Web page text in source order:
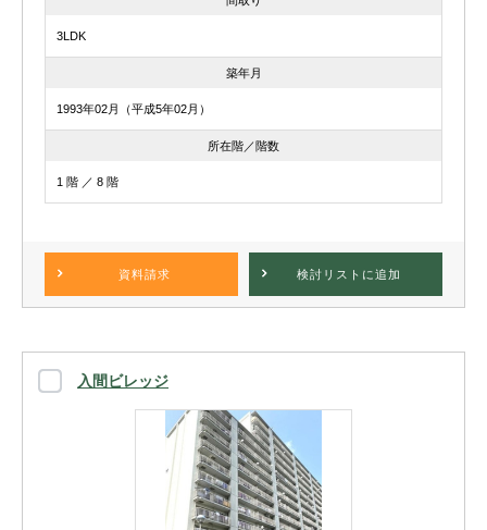
3LDK
築年月
1993年02月（平成5年02月）
所在階／階数
1 階 ／ 8 階
資料請求 検討リスト に追加
入間ビレッジ